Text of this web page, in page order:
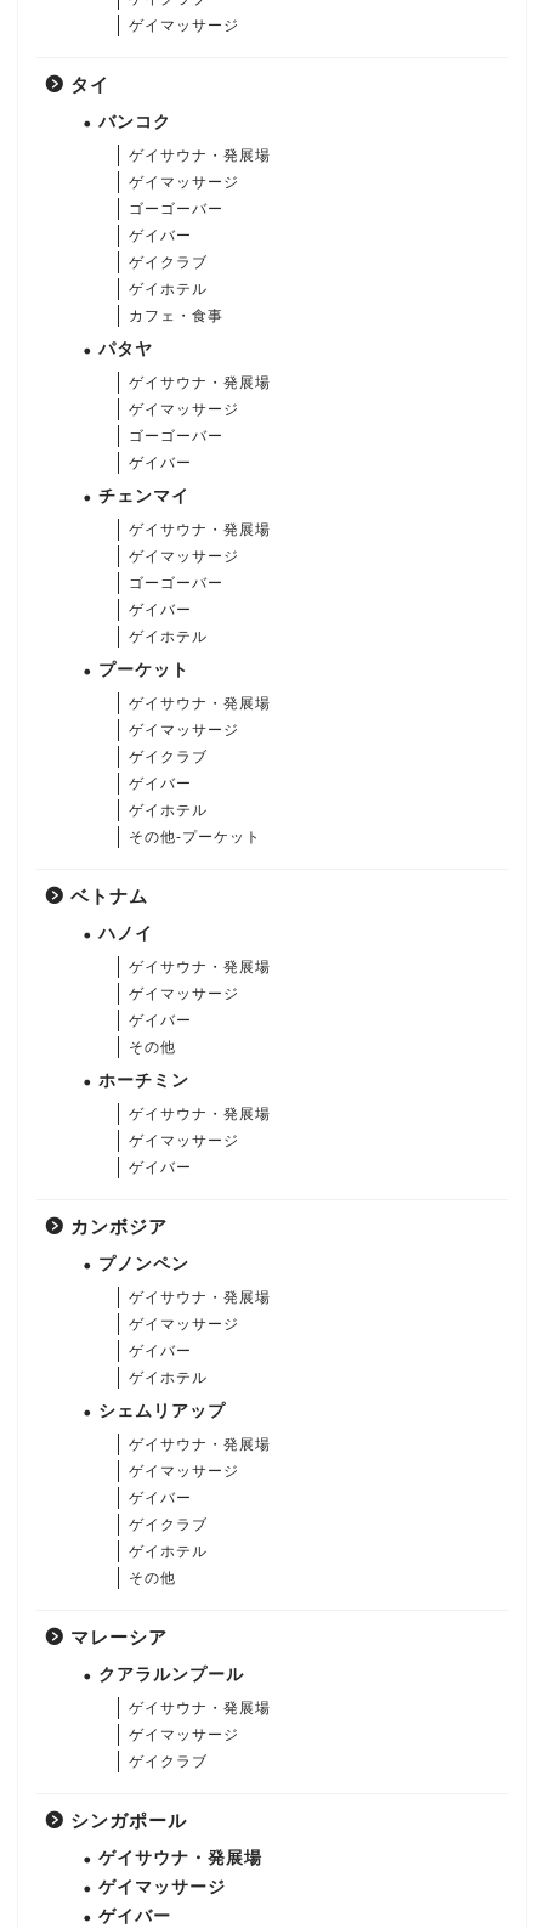
ゲイマッサージ
タイ
バンコク
ゲイサウナ・発展場
ゲイマッサージ
ゴーゴーバー
ゲイバー
ゲイクラブ
ゲイホテル
カフェ・食事
パタヤ
ゲイサウナ・発展場
ゲイマッサージ
ゴーゴーバー
ゲイバー
チェンマイ
ゲイサウナ・発展場
ゲイマッサージ
ゴーゴーバー
ゲイバー
ゲイホテル
プーケット
ゲイサウナ・発展場
ゲイマッサージ
ゲイクラブ
ゲイバー
ゲイホテル
その他-プーケット
ベトナム
ハノイ
ゲイサウナ・発展場
ゲイマッサージ
ゲイバー
その他
ホーチミン
ゲイサウナ・発展場
ゲイマッサージ
ゲイバー
カンボジア
プノンペン
ゲイサウナ・発展場
ゲイマッサージ
ゲイバー
ゲイホテル
シェムリアップ
ゲイサウナ・発展場
ゲイマッサージ
ゲイバー
ゲイクラブ
ゲイホテル
その他
マレーシア
クアラルンプール
ゲイサウナ・発展場
ゲイマッサージ
ゲイクラブ
シンガポール
ゲイサウナ・発展場
ゲイマッサージ
ゲイバー